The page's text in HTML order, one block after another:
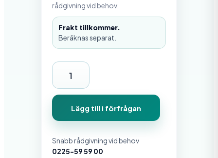
rådgivning vid behov.
Frakt tillkommer.
Beräknas separat.
U
p
p
h
ä
n
Lägg till i förfrågan
Snabb rådgivning vid behov
0225-59 59 00